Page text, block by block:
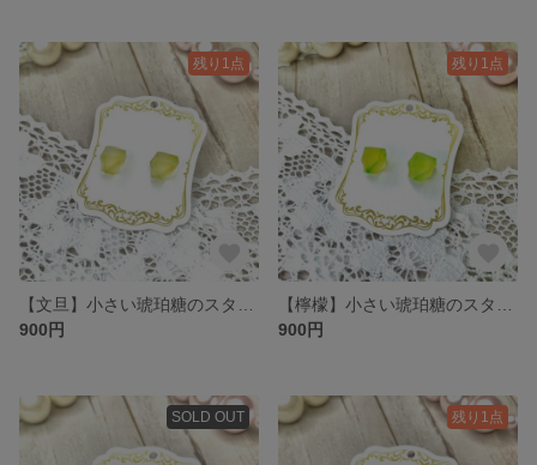
残り1点
900円
残り1点
900円
SOLD OUT 残り1点